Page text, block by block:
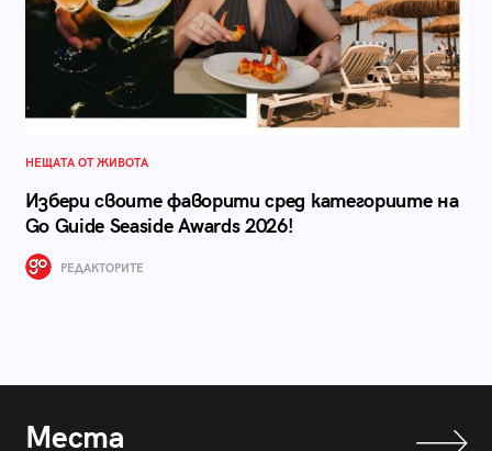
НЕЩАТА ОТ ЖИВОТА
Избери своите фаворити сред категориите на
Go Guide Seaside Awards 2026!
РЕДАКТОРИТЕ
Места